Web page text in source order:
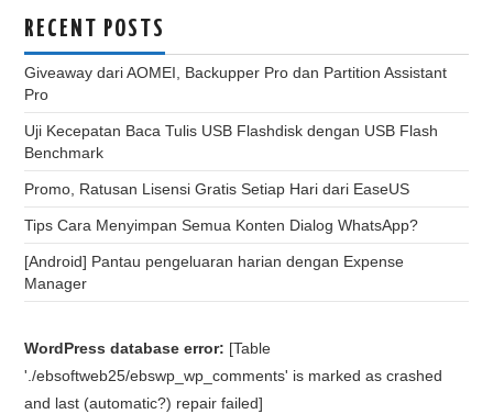
RECENT POSTS
Giveaway dari AOMEI, Backupper Pro dan Partition Assistant
Pro
Uji Kecepatan Baca Tulis USB Flashdisk dengan USB Flash
Benchmark
Promo, Ratusan Lisensi Gratis Setiap Hari dari EaseUS
Tips Cara Menyimpan Semua Konten Dialog WhatsApp?
[Android] Pantau pengeluaran harian dengan Expense
Manager
WordPress database error: [Table
'./ebsoftweb25/ebswp_wp_comments' is marked as crashed
and last (automatic?) repair failed]